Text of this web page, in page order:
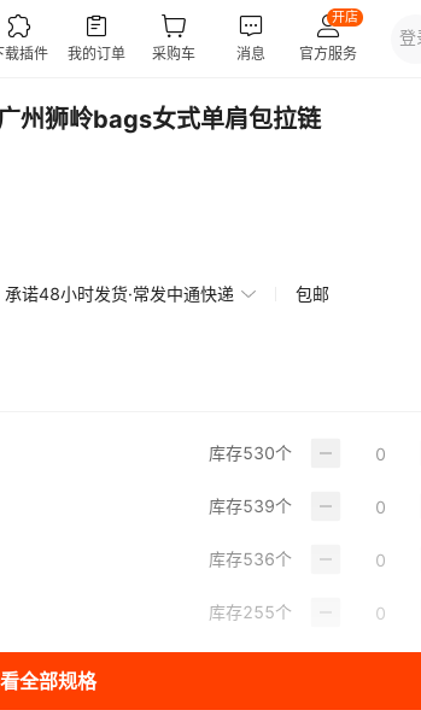
州狮岭bags女式单肩包拉链
承诺48小时发货·常发中通快递 包邮
库存530个
库存539个
库存536个
库存255个
全部规格